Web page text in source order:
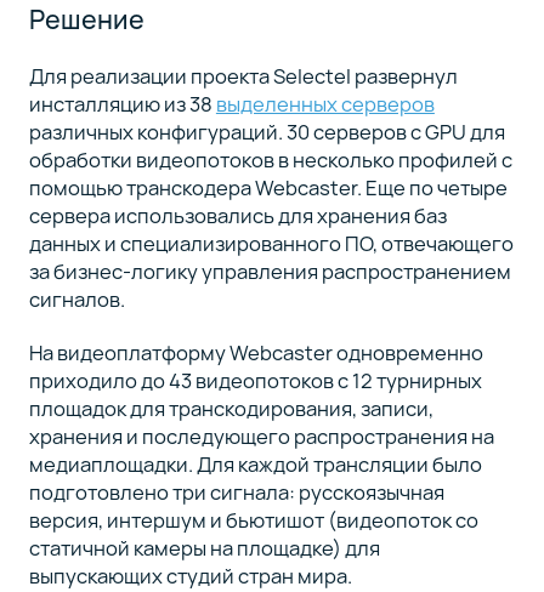
Решение
Для реализации проекта Selectel развернул
инсталляцию из 38 выделенных серверов
различных конфигураций. 30 серверов с GPU для
обработки видеопотоков в несколько профилей с
помощью транскодера Webcaster. Еще по четыре
сервера использовались для хранения баз
данных и специализированного ПО, отвечающего
за бизнес-логику управления распространением
сигналов.
На видеоплатформу Webcaster одновременно
приходило до 43 видеопотоков с 12 турнирных
площадок для транскодирования, записи,
хранения и последующего распространения на
медиаплощадки. Для каждой трансляции было
подготовлено три сигнала: русскоязычная
версия, интершум и бьютишот (видеопоток со
статичной камеры на площадке) для
выпускающих студий стран мира.